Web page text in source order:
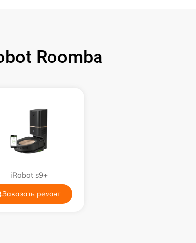
Roomba
iRobot s9+
Заказать ремонт